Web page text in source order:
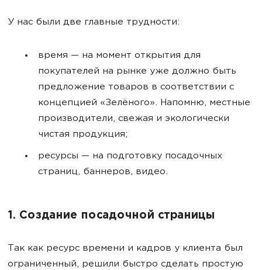
У нас были две главные трудности:
время — на момент открытия для
покупателей на рынке уже должно быть
предложение товаров в соответствии с
концепцией «Зелёного». Напомню, местные
производители, свежая и экологически
чистая продукция;
ресурсы — на подготовку посадочных
страниц, баннеров, видео.
1. Создание посадочной страницы
Так как ресурс времени и кадров у клиента был
ограниченный, решили быстро сделать простую